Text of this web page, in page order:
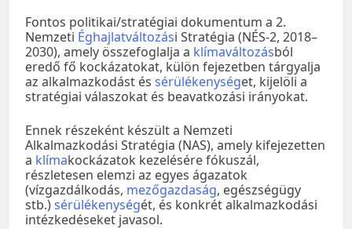
Fontos politikai/stratégiai dokumentum a 2.
Nemzeti Éghajlatváltozási Stratégia (NÉS-2, 2018–
2030), amely összefoglalja a klímaváltozásból
eredő fő kockázatokat, külön fejezetben tárgyalja
az alkalmazkodást és sérülékenységet, kijelöli a
stratégiai válaszokat és beavatkozási irányokat.
Ennek részeként készült a Nemzeti
Alkalmazkodási Stratégia (NAS), amely kifejezetten
a klímakockázatok kezelésére fókuszál,
részletesen elemzi az egyes ágazatok
(vízgazdálkodás, mezőgazdaság, egészségügy
stb.)sérülékenységét, és konkrét alkalmazkodási
intézkedéseket javasol.